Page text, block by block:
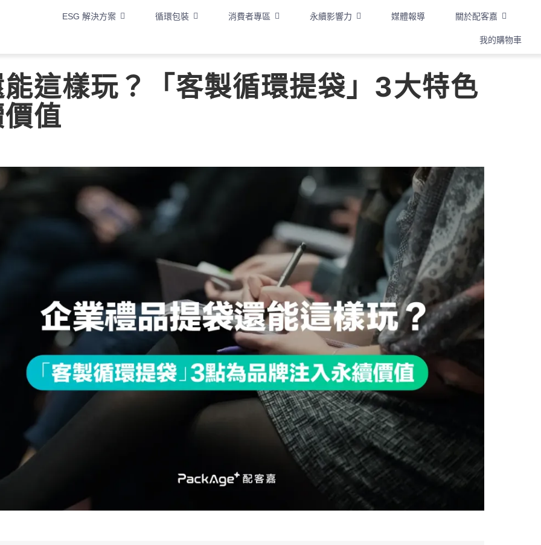
ESG 解決方案 循環包裝 消費者專區 永續影響力 媒體報導 關於配客嘉
我的購物車
這樣玩？「客製循環提袋」3大特色
值